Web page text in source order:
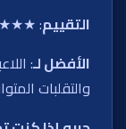
التقييم(3.8/5)
الأفضل لـ:
والتقلبات